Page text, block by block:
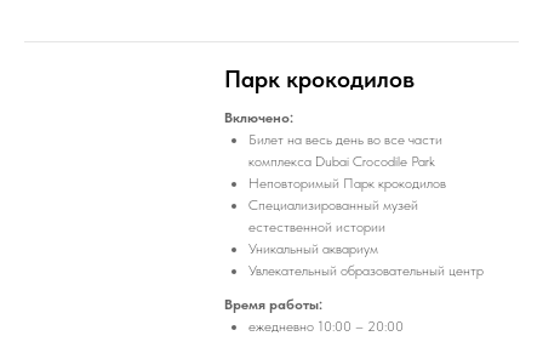
Парк крокодилов
Включено:
Билет на весь день во все части
комплекса Dubai Crocodile Park
Неповторимый Парк крокодилов
Специализированный музей
естественной истории
Уникальный аквариум
Увлекательный образовательный центр
Время работы:
ежедневно 10:00 – 20:00